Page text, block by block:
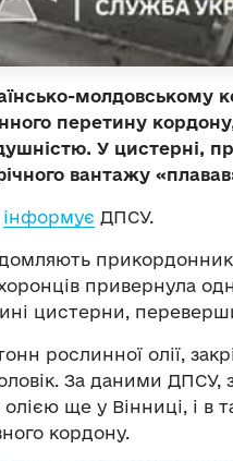
молдовському
перетину
У цистерні,
вантажу
інформує ДПСУ.
привернула
цистерни,
рослинної олії,
За даними
олією ще у Вінниці, і
кордону.